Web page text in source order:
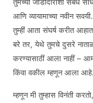
आणि व्यायामाच्या नवीन
तुम्हीं आता संघर्ष करीत
बरे तर, येथे तुमचे दुसरे
करण्यासाठीं आला नाहीं –
किंवा वकील म्हणून आला आहे.
म्हणून मी तुम्हास विनंती